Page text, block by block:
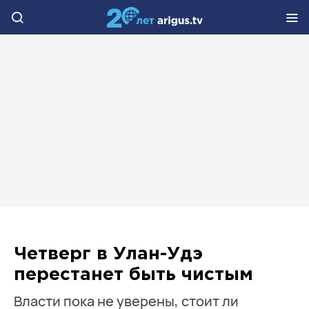
Четверг в Улан-Удэ
перестанет быть чистым
Власти пока не уверены, стоит ли